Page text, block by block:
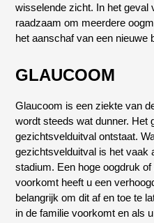
wisselende zicht. In het geval
raadzaam om meerdere
het aanschaf van een nieuwe
GLAUCOOM
Glaucoom is een ziekte van
wordt steeds wat dunner. Het
gezichtsvelduitval ontstaat.
gezichtsvelduitval is het vaak
stadium. Een hoge oogdruk
voorkomt heeft u een
belangrijk om dit af en toe te
in de familie voorkomt en als